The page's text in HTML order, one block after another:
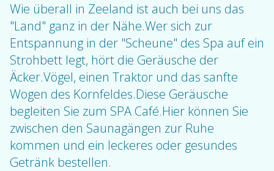
Wie überall in Zeeland ist auch bei uns das
"Land" ganz in der Nähe.Wer sich zur
Entspannung in der "Scheune" des Spa auf ein
Strohbett legt, hört die Geräusche der
Äcker.Vögel, einen Traktor und das sanfte
Wogen des Kornfeldes.Diese Geräusche
begleiten Sie zum SPA Café.Hier können Sie
zwischen den Saunagängen zur Ruhe
kommen und ein leckeres oder gesundes
Getränk bestellen.